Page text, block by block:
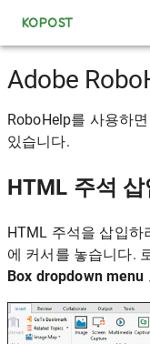
KOPOST
Adobe
RoboHelp를 사용하
있습니다.
HTML 주석 삽
HTML 주석을 삽입하
에 커서를 놓습니다.
Box dropdown menu